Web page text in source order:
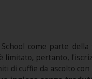
come parte
pertanto,
di cuffie da ascolto